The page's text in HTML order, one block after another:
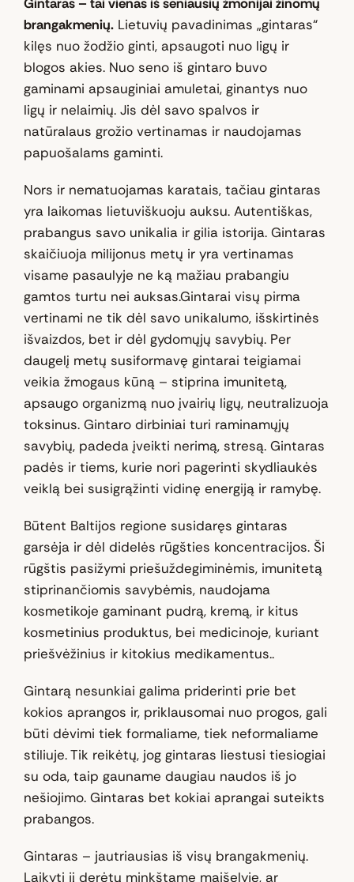
brangakmenių.Lietuvių pavadinimas „gintaras“
kilęs nuo žodžio ginti, apsaugoti nuo ligų ir
blogos akies. Nuo seno iš gintaro buvo
gaminami apsauginiai amuletai, ginantys nuo
ligų ir nelaimių. Jis dėl savo spalvos ir
natūralaus grožio vertinamas ir naudojamas
papuošalams gaminti.
Nors ir nematuojamas karatais, tačiau gintaras
yra laikomas lietuviškuoju auksu. Autentiškas,
prabangus savo unikalia ir gilia istorija. Gintaras
skaičiuoja milijonus metų ir yra vertinamas
visame pasaulyje ne ką mažiau prabangiu
gamtos turtu nei auksas.Gintarai visų pirma
vertinami ne tik dėl savo unikalumo, išskirtinės
išvaizdos, bet ir dėl gydomųjų savybių. Per
daugelį metų susiformavę gintarai teigiamai
veikia žmogaus kūną – stiprina imunitetą,
apsaugo organizmą nuo įvairių ligų, neutralizuoja
toksinus. Gintaro dirbiniai turi raminamųjų
savybių, padeda įveikti nerimą, stresą. Gintaras
padės ir tiems, kurie nori pagerinti skydliaukės
veiklą bei susigrąžinti vidinę energiją ir ramybę.
Būtent Baltijos regione susidaręs gintaras
garsėja ir dėl didelės rūgšties koncentracijos. Ši
rūgštis pasižymi priešuždegiminėmis, imunitetą
stiprinančiomis savybėmis, naudojama
kosmetikoje gaminant pudrą, kremą, ir kitus
kosmetinius produktus, bei medicinoje, kuriant
priešvėžinius ir kitokius medikamentus..
Gintarą nesunkiai galima priderinti prie bet
kokios aprangos ir, priklausomai nuo progos, gali
būti dėvimi tiek formaliame, tiek neformaliame
stiliuje. Tik reikėtų, jog gintaras liestusi tiesiogiai
su oda, taip gauname daugiau naudos iš jo
nešiojimo. Gintaras bet kokiai aprangai suteikts
prabangos.
Gintaras – jautriausias iš visų brangakmenių.
Laikyti jį derėtų minkštame maišelyje, ar